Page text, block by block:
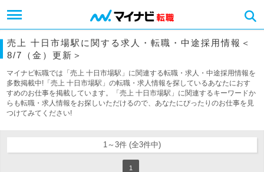
売上 十日市場駅に関する求人・転職・中途採用情報＜
8/7（金）更新＞
マイナビ転職では「売上 十日市場駅」に関連する転職・求人・中途採用情報を
多数掲載中!「売上 十日市場駅」の転職・求人情報を探しているあなたにおす
すめのお仕事を掲載しています。「売上 十日市場駅」に関連するキーワードか
らも転職・求人情報をお探しいただけるので、あなたにぴったりのお仕事を見
つけてみてください!
1～3件 (全3件中)
1